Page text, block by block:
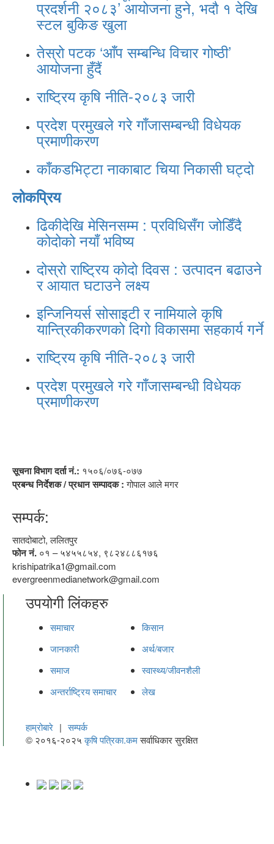
प्रदर्शनी २०८३’ आयोजना हुने, भदौ १ देखि
स्टल बुकिङ खुला
तेस्रो पटक ‘आँप सम्बन्धि विचार गोष्ठी’
आयोजना हुँदैं
राष्ट्रिय कृषि नीति-२०८३ जारी
प्रदेश प्रमुखले गरे गाँजासम्बन्धी विधेयक
प्रमाणीकरण
काँकडभिट्टा नाकाबाट चिया निकासी घट्दो
लोकप्रिय
ढिकीदेखि मेसिनसम्म : प्रविधिसँग जोडिँदै
कोदोको नयाँ भविष्य
दोस्रो राष्ट्रिय कोदो दिवस : उत्पादन बढाउने
र आयात घटाउने लक्ष्य
इन्जिनियर्स सोसाइटी र नामियाले कृषि
यान्त्रिकीकरणको दिगो विकासमा सहकार्य गर्ने
राष्ट्रिय कृषि नीति-२०८३ जारी
प्रदेश प्रमुखले गरे गाँजासम्बन्धी विधेयक
प्रमाणीकरण
सूचना विभाग दर्ता नं.: १५०६/०७६-०७७
प्रबन्ध निर्देशक / प्रधान सम्पादक :गोपाल आले मगर
सम्पर्क:
सातदोबाटो, ललितपुर
फोन नं. ०१ – ५४५५८५४, ९८२४८८६१७६
krishipatrika1@gmail.com
evergreenmedianetwork@gmail.com
उपयोगी लिंकहरु
समाचार
किसान
जानकारी
अर्थ/बजार
समाज
स्वास्थ्य/जीवनशैली
अन्तर्राष्ट्रिय समाचार
लेख
हाम्रोबारे | सम्पर्क
© २०१६-२०२५कृषि पत्रिका.कमसर्वाधिकार सुरक्षित